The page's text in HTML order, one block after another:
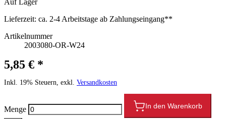
Lieferzeit: ca. 2-4 Arbeitstage ab Zahlungseingang**
Artikelnummer
2003080-OR-W24
5,85 € *
Inkl. 19% Steuern, exkl. Versandkosten
Menge In den Warenkorb